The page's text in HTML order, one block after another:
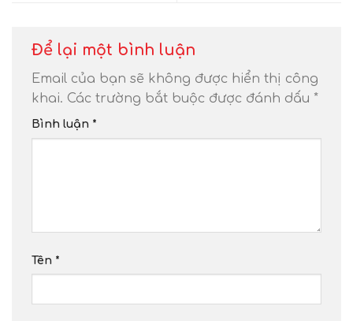
Để lại một bình luận
Email của bạn sẽ không được hiển thị công
khai. Các trường bắt buộc được đánh dấu *
Bình luận *
Tên *